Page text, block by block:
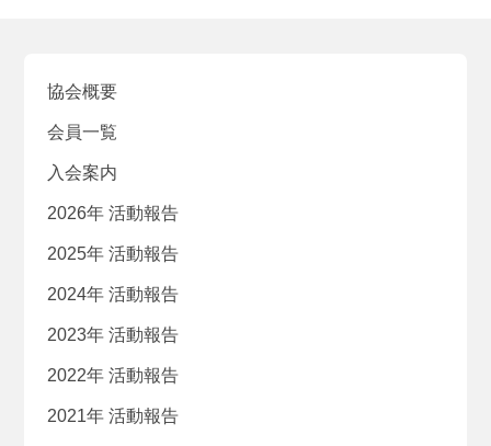
協会概要
会員一覧
入会案内
2026年 活動報告
2025年 活動報告
2024年 活動報告
2023年 活動報告
2022年 活動報告
2021年 活動報告